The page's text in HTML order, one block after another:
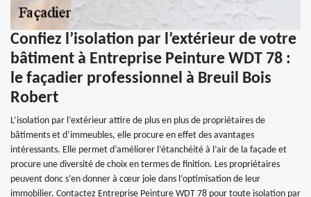
Confiez l’isolation par l’extérieur de votre
bâtiment à Entreprise Peinture WDT 78 :
le façadier professionnel à Breuil Bois
Robert
L’isolation par l’extérieur attire de plus en plus de propriétaires de
bâtiments et d’immeubles, elle procure en effet des avantages
intéressants. Elle permet d’améliorer l’étanchéité à l’air de la façade et
procure une diversité de choix en termes de finition. Les propriétaires
peuvent donc s’en donner à cœur joie dans l’optimisation de leur
immobilier. Contactez Entreprise Peinture WDT 78 pour toute isolation par